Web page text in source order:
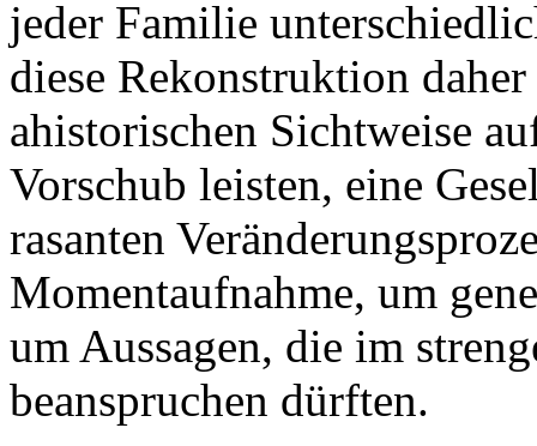
jeder Familie
diese Rekonstruktion
ahistorischen Sichtweise
Vorschub leisten, eine
rasanten
Momentaufnahme, um
um Aussagen, die im
beanspruchen dürften.